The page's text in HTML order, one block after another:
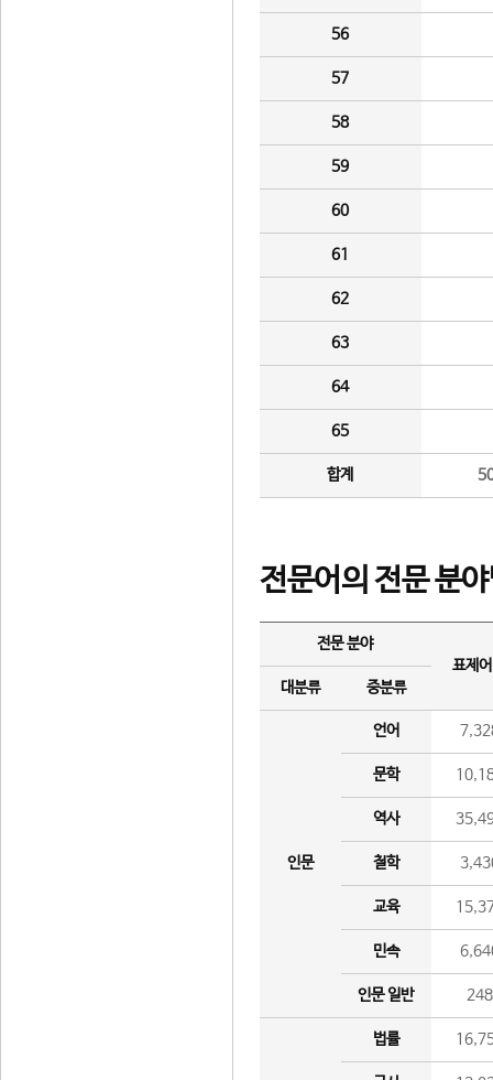
56
57
58
59
60
61
62
63
64
65
합계
전문어의 전문 분
전문 분야
표제
대분류
중분류
인문
언어
문학
역사
철학
교육
민속
인문 일반 248
법률